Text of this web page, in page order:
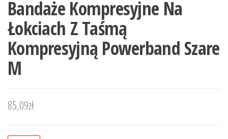
Bandaże Kompresyjne Na
Łokciach Z Taśmą
Kompresyjną Powerband Szare
M
85,09zł